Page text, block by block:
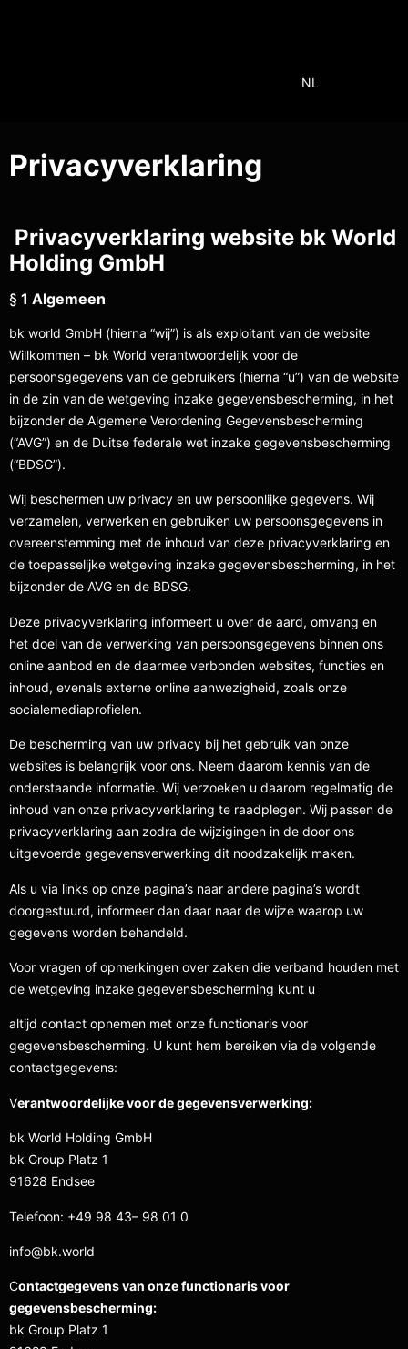
NL
Privacyverklaring
Privacyverklaring website bk World
Holding GmbH
§ 1 Algemeen
bk world GmbH (hierna “wij”) is als exploitant van de website
Willkommen – bk World verantwoordelijk voor de
persoonsgegevens van de gebruikers (hierna “u”) van de website
in de zin van de wetgeving inzake gegevensbescherming, in het
bijzonder de Algemene Verordening Gegevensbescherming
(“AVG”) en de Duitse federale wet inzake gegevensbescherming
(“BDSG”).
Wij beschermen uw privacy en uw persoonlijke gegevens. Wij
verzamelen, verwerken en gebruiken uw persoonsgegevens in
overeenstemming met de inhoud van deze privacyverklaring en
de toepasselijke wetgeving inzake gegevensbescherming, in het
bijzonder de AVG en de BDSG.
Deze privacyverklaring informeert u over de aard, omvang en
het doel van de verwerking van persoonsgegevens binnen ons
online aanbod en de daarmee verbonden websites, functies en
inhoud, evenals externe online aanwezigheid, zoals onze
socialemediaprofielen.
De bescherming van uw privacy bij het gebruik van onze
websites is belangrijk voor ons. Neem daarom kennis van de
onderstaande informatie. Wij verzoeken u daarom regelmatig de
inhoud van onze privacyverklaring te raadplegen. Wij passen de
privacyverklaring aan zodra de wijzigingen in de door ons
uitgevoerde gegevensverwerking dit noodzakelijk maken.
Als u via links op onze pagina’s naar andere pagina’s wordt
doorgestuurd, informeer dan daar naar de wijze waarop uw
gegevens worden behandeld.
Voor vragen of opmerkingen over zaken die verband houden met
de wetgeving inzake gegevensbescherming kunt u
altijd contact opnemen met onze functionaris voor
gegevensbescherming. U kunt hem bereiken via de volgende
contactgegevens:
Verantwoordelijke voor de gegevensverwerking:
bk World Holding GmbH
bk Group Platz 1
91628 Endsee
Telefoon: +49 98 43– 98 01 0
info@bk.world
Contactgegevens van onze functionaris voor
gegevensbescherming:
bk Group Platz 1